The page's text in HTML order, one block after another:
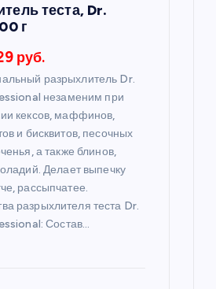
теста, Dr.
г
руб.
разрыхлитель Dr.
незаменим при
кексов, маффинов,
и бисквитов, песочных
а также блинов,
Делает выпечку
рассыпчатее.
разрыхлителя теста Dr.
Состав…